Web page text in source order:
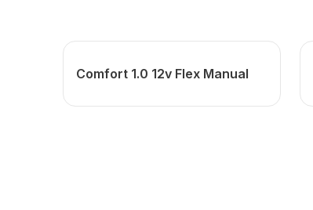
Comfort 1.0 12v Flex Manual